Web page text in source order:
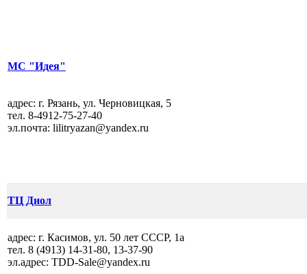
МС "Идея"
адрес: г. Рязань, ул. Черновицкая, 5
тел. 8-4912-75-27-40
эл.почта: lilitryazan@yandex.ru
ТЦ Диол
адрес: г. Касимов, ул. 50 лет СССР, 1а
тел. 8 (4913) 14-31-80, 13-37-90
эл.адрес: TDD-Sale@yandex.ru